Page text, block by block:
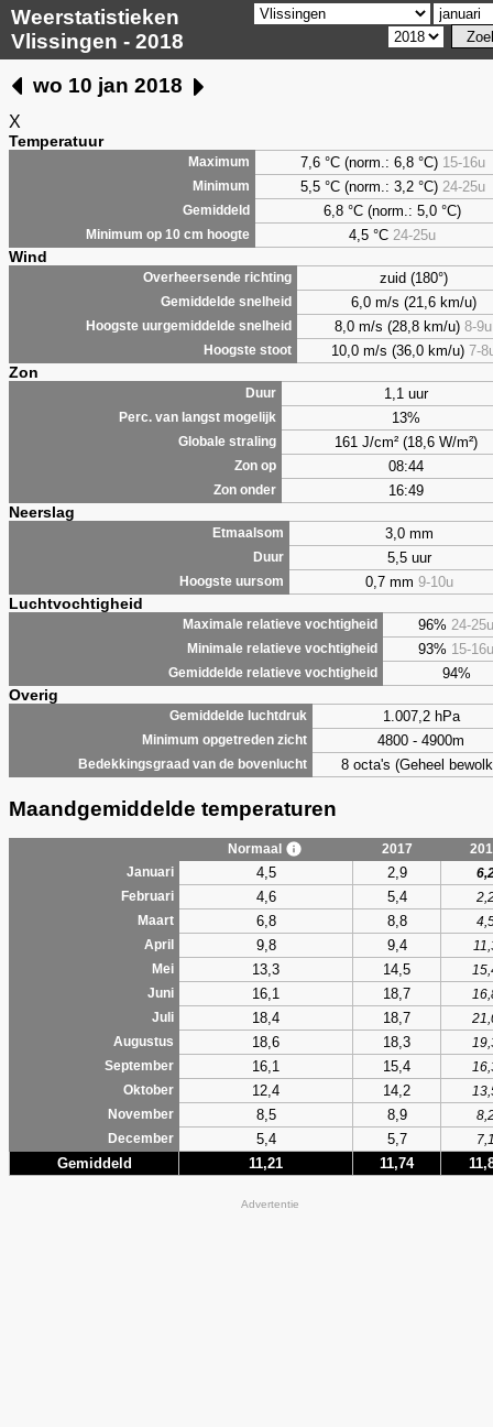
Weerstatistieken
Vlissingen - 2018
wo 10 jan 2018
X
Temperatuur
Maximum 7,6 °C (norm.: 6,8 °C) 15-16u
Minimum 5,5 °C (norm.: 3,2 °C) 24-25u
Gemiddeld 6,8 °C (norm.: 5,0 °C)
Minimum op 10 cm hoogte 4,5 °C 24-25u
Wind
Overheersende richting zuid (180°)
Gemiddelde snelheid 6,0 m/s (21,6 km/u)
Hoogste uurgemiddelde snelheid 8,0 m/s (28,8 km/u) 8-9u
Hoogste stoot 10,0 m/s (36,0 km/u) 7-
Zon
Duur 1,1 uur
Perc. van langst mogelijk 13%
Globale straling 161 J/cm² (18,6 W/m²)
Zon op 08:44
Zon onder 16:49
Neerslag
Etmaalsom 3,0 mm
Duur 5,5 uur
Hoogste uursom 0,7 mm 9-10u
Luchtvochtigheid
Maximale relatieve vochtigheid 96% 24-25u
Minimale relatieve vochtigheid 93% 15-16u
Gemiddelde relatieve vochtigheid 94%
Overig
Gemiddelde luchtdruk 1.007,2 hPa
Minimum opgetreden zicht 4800 - 4900m
Bedekkingsgraad van de bovenlucht 8 octa's (Geheel
Maandgemiddelde temperaturen
Normaal 2017
Januari
4,5 2,9
Februari
4,6 5,4
Maart
6,8 8,8
April
9,8 9,4
Mei
13,3 14,5
Juni
16,1 18,7
Juli
18,4 18,7
Augustus
18,6 18,3
September
16,1 15,4
Oktober
12,4 14,2
November
8,5 8,9
December
5,4 5,7
Gemiddeld 11,21 11,74
Advertentie